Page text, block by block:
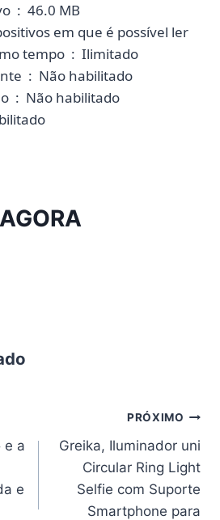
Tamanho do arquivo ‏ : ‎ 46.0 MB
em que é possível ler
este eBook ao mesmo tempo ‏ : ‎ Ilimitado
Configuração de fonte ‏ : ‎ Não habilitado
Dicas de vocabulário ‏ : ‎ Não habilitado
habilitado
e a
e
PRÓXIMO
Greika, Iluminador uni
Circular Ring Light
Selfie com Suporte
Smartphone para